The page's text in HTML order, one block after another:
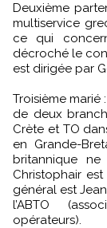
Deuxième
multiservice
ce qui
décroché le
est dirigée par
Troisième
de deux
Crète et TO
en Grande-
britannique
Christophair
général est
l’ABTO
opérateurs).